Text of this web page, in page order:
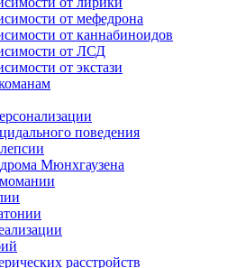
от мефедрона
от каннабиноидов
от ЛСД
от экстази
поведения
Мюнхгаузена
расстройств